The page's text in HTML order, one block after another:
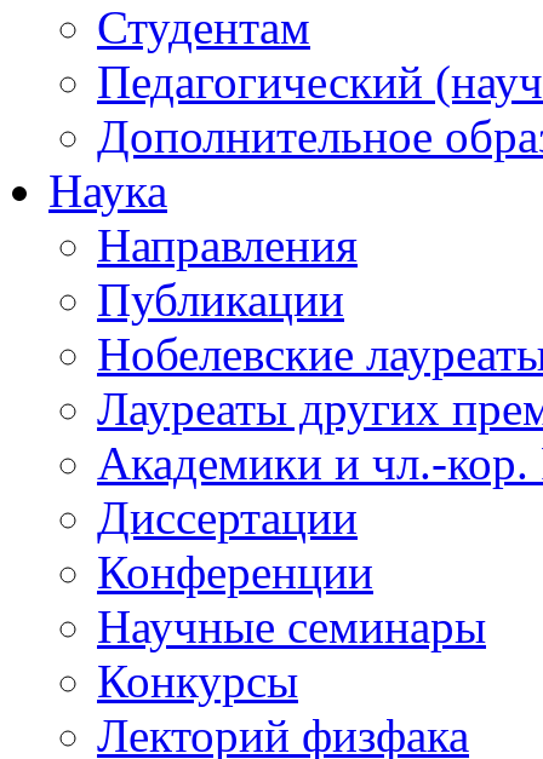
Студентам
Педагогический
Дополнительное
Наука
Направления
Публикации
Нобелевские
Лауреаты других
Академики и чл.-
Диссертации
Конференции
Научные семинары
Конкурсы
Лекторий физфака